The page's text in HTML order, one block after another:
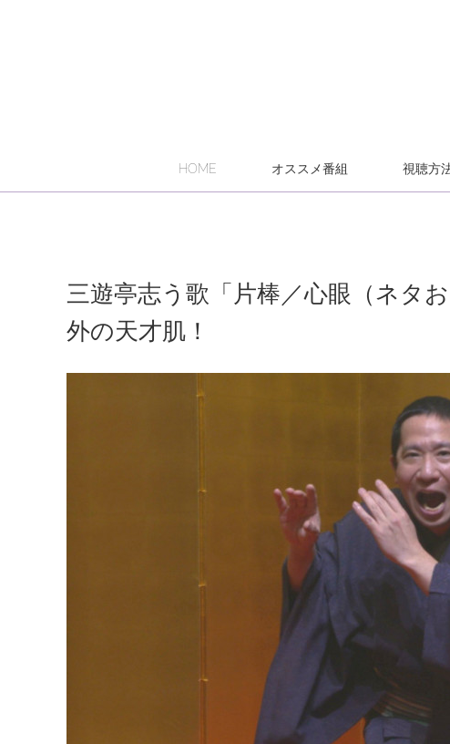
HOME オススメ番組 視聴方
三遊亭志う歌「片棒／心眼（ネタ
外の天才肌！